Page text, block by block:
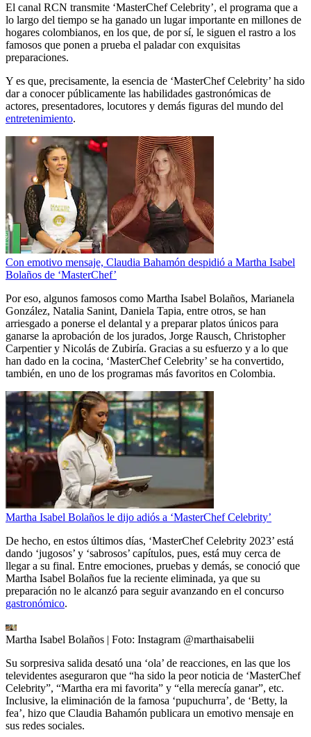
El canal RCN transmite ‘MasterChef Celebrity’, el programa que a
lo largo del tiempo se ha ganado un lugar importante en millones de
hogares colombianos, en los que, de por sí, le siguen el rastro a los
famosos que ponen a prueba el paladar con exquisitas
preparaciones.
Y es que, precisamente, la esencia de ‘MasterChef Celebrity’ ha sido
dar a conocer públicamente las habilidades gastronómicas de
actores, presentadores, locutores y demás figuras del mundo del
entretenimiento.
Con emotivo mensaje, Claudia Bahamón despidió a Martha Isabel
Bolaños de ‘MasterChef’
Por eso, algunos famosos como Martha Isabel Bolaños, Marianela
González, Natalia Sanint, Daniela Tapia, entre otros, se han
arriesgado a ponerse el delantal y a preparar platos únicos para
ganarse la aprobación de los jurados, Jorge Rausch, Christopher
Carpentier y Nicolás de Zubiría. Gracias a su esfuerzo y a lo que
han dado en la cocina, ‘MasterChef Celebrity’ se ha convertido,
también, en uno de los programas más favoritos en Colombia.
Martha Isabel Bolaños le dijo adiós a ‘MasterChef Celebrity’
De hecho, en estos últimos días, ‘MasterChef Celebrity 2023’ está
dando ‘jugosos’ y ‘sabrosos’ capítulos, pues, está muy cerca de
llegar a su final. Entre emociones, pruebas y demás, se conoció que
Martha Isabel Bolaños fue la reciente eliminada, ya que su
preparación no le alcanzó para seguir avanzando en el concurso
gastronómico.
Martha Isabel Bolaños | Foto: Instagram @marthaisabelii
Su sorpresiva salida desató una ‘ola’ de reacciones, en las que los
televidentes aseguraron que “ha sido la peor noticia de ‘MasterChef
Celebrity”, “Martha era mi favorita” y “ella merecía ganar”, etc.
Inclusive, la eliminación de la famosa ‘pupuchurra’, de ‘Betty, la
fea’, hizo que Claudia Bahamón publicara un emotivo mensaje en
sus redes sociales.